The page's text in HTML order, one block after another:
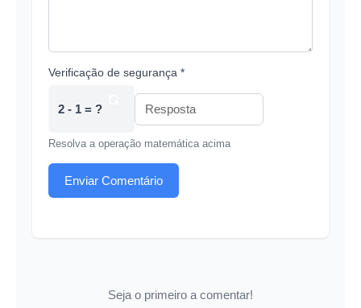
Verificação de segurança *
2 - 1 = ?
Resolva a operação matemática acima
Enviar Comentário
Seja o primeiro a comentar!